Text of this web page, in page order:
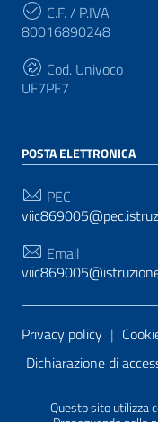
Questo sito utilizza
C.F. / P.IVA
80016890248
Cod. Univoco
UF7PF7
POSTA ELETTRONICA
PEC
Email
Sezione
Privacy policy |
Dichiarazione di